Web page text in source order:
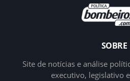
SOBRE
Site de notícias e análise
executivo, legislativo